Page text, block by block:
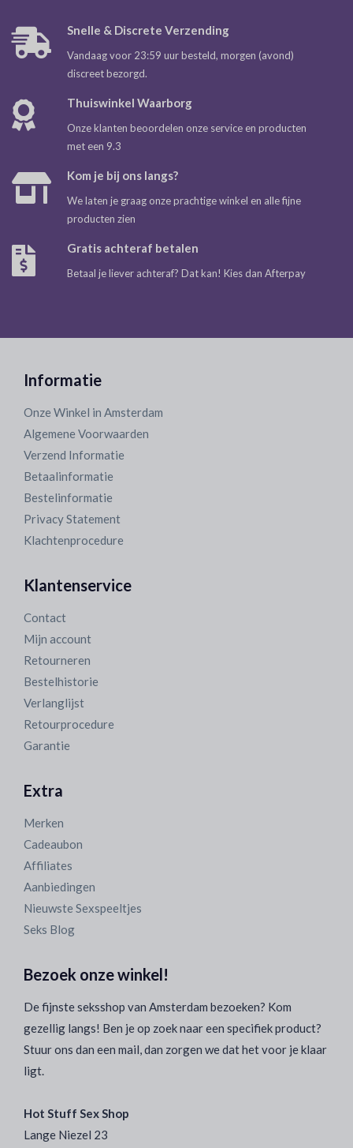
Snelle & Discrete Verzending
Vandaag voor 23:59 uur besteld, morgen (avond)
discreet bezorgd.
Thuiswinkel Waarborg
Onze klanten beoordelen onze service en producten
met een 9.3
Kom je bij ons langs?
We laten je graag onze prachtige winkel en alle fijne
producten zien
Gratis achteraf betalen
Betaal je liever achteraf? Dat kan! Kies dan Afterpay
Informatie
Onze Winkel in Amsterdam
Algemene Voorwaarden
Verzend Informatie
Betaalinformatie
Bestelinformatie
Privacy Statement
Klachtenprocedure
Klantenservice
Contact
Mijn account
Retourneren
Bestelhistorie
Verlanglijst
Retourprocedure
Garantie
Extra
Merken
Cadeaubon
Affiliates
Aanbiedingen
Nieuwste Sexspeeltjes
Seks Blog
Bezoek onze winkel!
De fijnste seksshop van Amsterdam bezoeken? Kom
gezellig langs! Ben je op zoek naar een specifiek product?
Stuur ons dan een mail, dan zorgen we dat het voor je klaar
ligt.
Hot Stuff Sex Shop
Lange Niezel 23